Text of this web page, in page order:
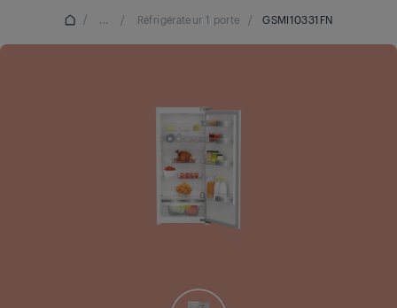
/ ... / Réfrigérateur 1 porte / GSMI10331FN